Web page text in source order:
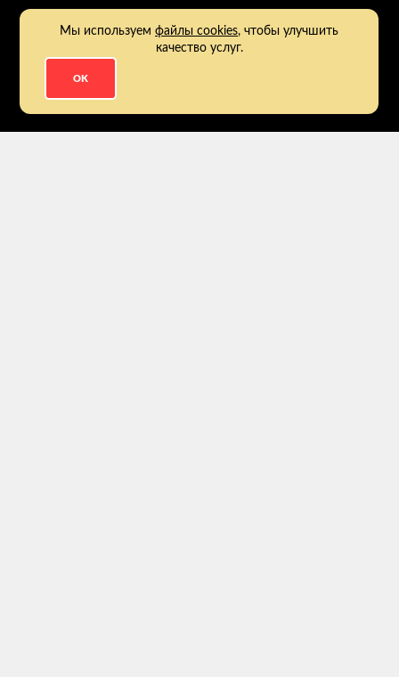
Мы используемфайлы cookies, чтобы улучшить
качество услуг.
OK